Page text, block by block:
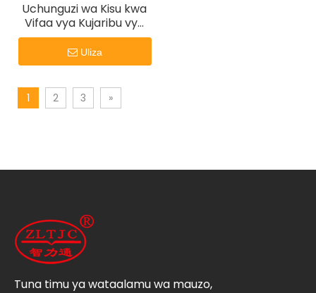
Uchunguzi wa Kisu kwa
Vifaa vya Kujaribu vya
UL 749
Uliza
1 2 3 »
Tuna timu ya wataalamu wa mauzo,